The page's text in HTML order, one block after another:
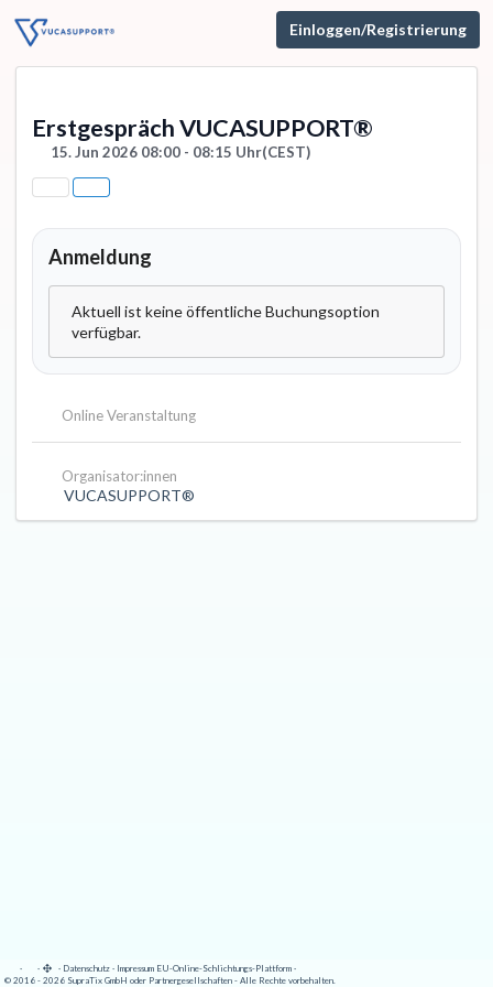
Einloggen/Registrierung
Erstgespräch VUCASUPPORT®
15. Jun 2026 08:00 - 08:15 Uhr(CEST)
Anmeldung
Aktuell ist keine öffentliche Buchungsoption
verfügbar.
Online Veranstaltung
Organisator:innen
VUCASUPPORT®
· · · Datenschutz · Impressum EU-Online-Schlichtungs-Plattform ·
© 2016 - 2026 SupraTix GmbH oder Partnergesellschaften - Alle Rechte vorbehalten.